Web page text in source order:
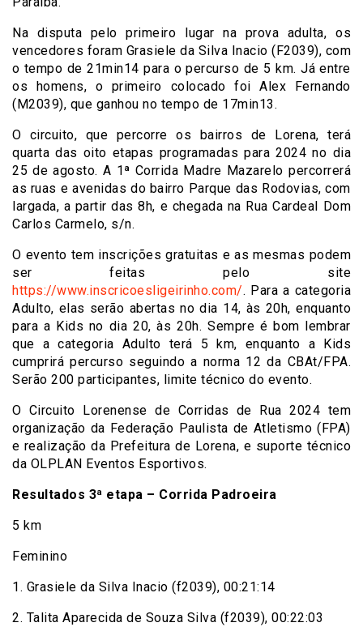
Na disputa pelo primeiro lugar na prova adulta, os
vencedores foram Grasiele da Silva Inacio (F2039), com
o tempo de 21min14 para o percurso de 5 km. Já entre
os homens, o primeiro colocado foi Alex Fernando
(M2039), que ganhou no tempo de 17min13.
O circuito, que percorre os bairros de Lorena, terá
quarta das oito etapas programadas para 2024 no dia
25 de agosto. A 1ª Corrida Madre Mazarelo percorrerá
as ruas e avenidas do bairro Parque das Rodovias, com
largada, a partir das 8h, e chegada na Rua Cardeal Dom
Carlos Carmelo, s/n.
O evento tem inscrições gratuitas e as mesmas podem
ser feitas pelo site
https://www.inscricoesligeirinho.com/. Para a categoria
Adulto, elas serão abertas no dia 14, às 20h, enquanto
para a Kids no dia 20, às 20h. Sempre é bom lembrar
que a categoria Adulto terá 5 km, enquanto a Kids
cumprirá percurso seguindo a norma 12 da CBAt/FPA.
Serão 200 participantes, limite técnico do evento.
O Circuito Lorenense de Corridas de Rua 2024 tem
organização da Federação Paulista de Atletismo (FPA)
e realização da Prefeitura de Lorena, e suporte técnico
da OLPLAN Eventos Esportivos.
Resultados 3ª etapa – Corrida Padroeira
5 km
Feminino
1. Grasiele da Silva Inacio (f2039), 00:21:14
2. Talita Aparecida de Souza Silva (f2039), 00:22:03